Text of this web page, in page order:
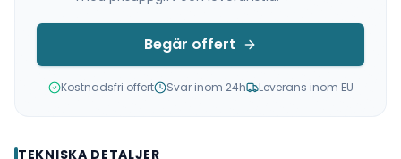
Begär offert
Kostnadsfri offert Svar inom 24h Leverans inom EU
TEKNISKA DETALJER